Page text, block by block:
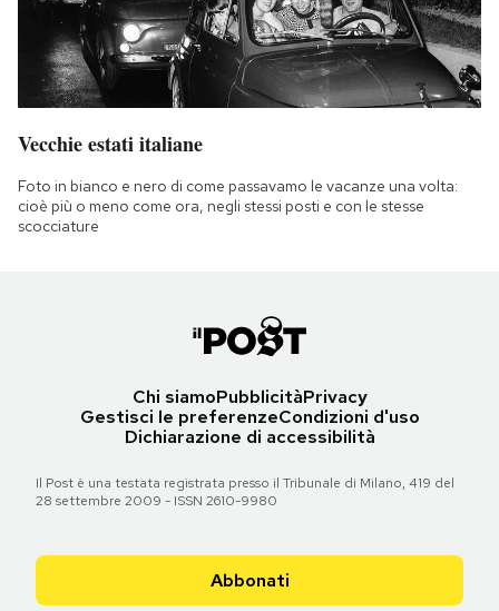
Vecchie estati italiane
Foto in bianco e nero di come passavamo le vacanze una volta:
cioè più o meno come ora, negli stessi posti e con le stesse
scocciature
Chi siamoPubblicitàPrivacy
Gestisci le preferenzeCondizioni d'uso
Dichiarazione di accessibilità
Il Post è una testata registrata presso il Tribunale di Milano, 419 del
28 settembre 2009 - ISSN 2610-9980
Abbonati